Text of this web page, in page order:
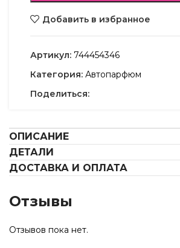
Добавить в избранное
Артикул: 744454346
Категория: Автопарфюм
Поделиться:
ОПИСАНИЕ
ДЕТАЛИ
ДОСТАВКА И ОПЛАТА
Отзывы
Отзывов пока нет.